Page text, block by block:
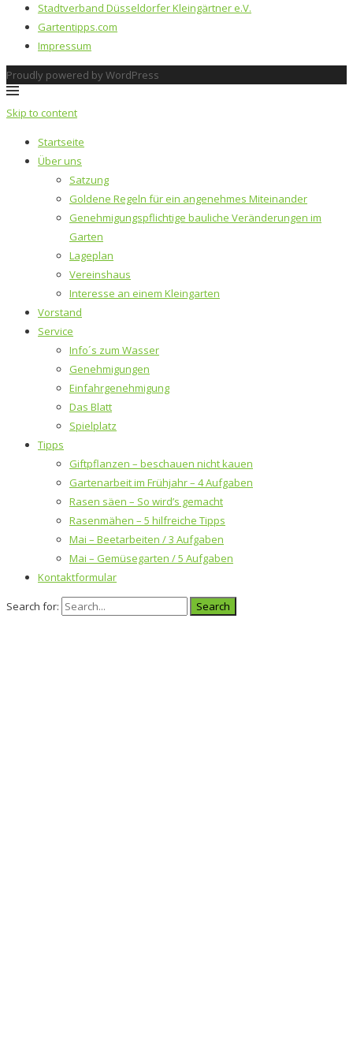
Stadtverband Düsseldorfer Kleingärtner e.V.
Gartentipps.com
Impressum
Proudly powered by WordPress
Skip to content
Startseite
Über uns
Satzung
Goldene Regeln für ein angenehmes Miteinander
Genehmigungspflichtige bauliche Veränderungen im
Garten
Lageplan
Vereinshaus
Interesse an einem Kleingarten
Vorstand
Service
Info´s zum Wasser
Genehmigungen
Einfahrgenehmigung
Das Blatt
Spielplatz
Tipps
Giftpflanzen – beschauen nicht kauen
Gartenarbeit im Frühjahr – 4 Aufgaben
Rasen säen – So wird’s gemacht
Rasenmähen – 5 hilfreiche Tipps
Mai – Beetarbeiten / 3 Aufgaben
Mai – Gemüsegarten / 5 Aufgaben
Kontaktformular
Search for: